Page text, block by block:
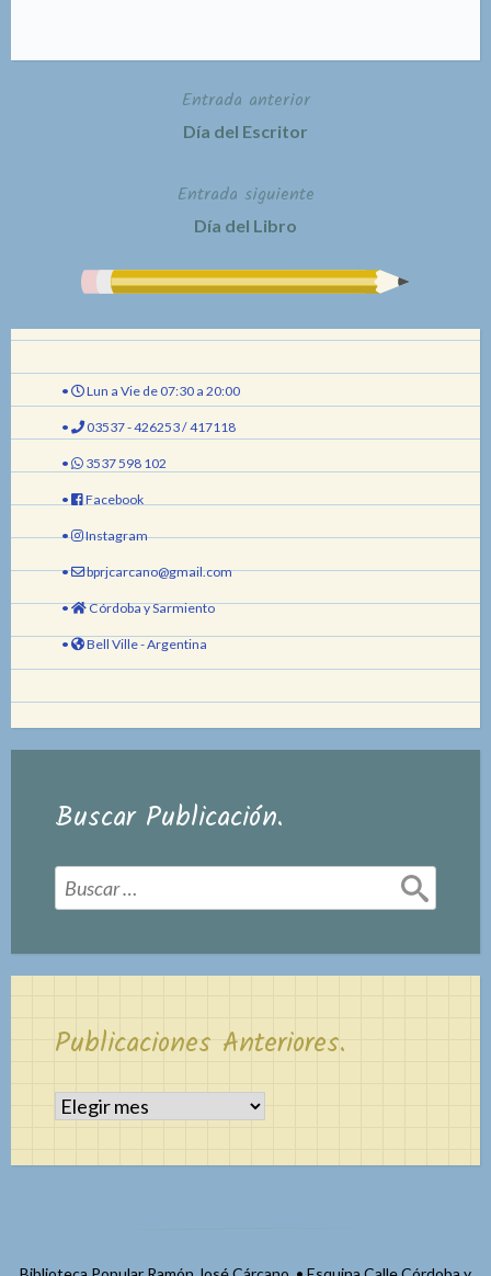
Entrada anterior
Día del Escritor
Entrada siguiente
Día del Libro
• Lun a Vie de 07:30 a 20:00
• 03537 - 426253 / 417118
• 3537 598 102
• Facebook
• Instagram
• bprjcarcano@gmail.com
• Córdoba y Sarmiento
• Bell Ville - Argentina
Buscar Publicación.
Buscar:
Publicaciones Anteriores.
Publicaciones